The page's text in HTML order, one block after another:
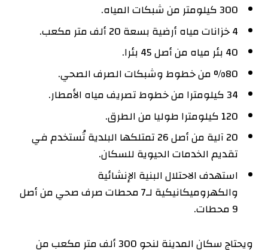
300 كيلومتر من شبكات المياه.
4 خزانات مياه أرضية بسعة 20 ألف متر مكعب.
40 بئر مياه من أصل 45 بئرا.
%80 من خطوط وشبكات الصرف الصحي.
34 كيلومترا من خطوط تصريف مياه الأمطار.
120 كيلومترا طوليا من الطرق.
20 آلية من أصل 26 تمتلكها البلدية تُستخدم في
تقديم الخدمات الحيوية للسكان.
استهدف الاحتلال البنية الإنشائية
والكهروميكانيكية لـ7 محطات صرف صحي من أصل
9 محطات.
ويحتاج سكان المدينة لنحو 300 ألف متر مكعب من